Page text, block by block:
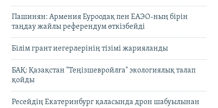
Пашинян: Армения Еуроодақ пен ЕАЭО-ның бірін
таңдау жайлы референдум өткізбейді
Білім грант иегерлерінің тізімі жарияланды
БАҚ: Қазақстан "Теңізшевройлға" экологиялық талап
қойды
Ресейдің Екатеринбург қаласында дрон шабуылынан